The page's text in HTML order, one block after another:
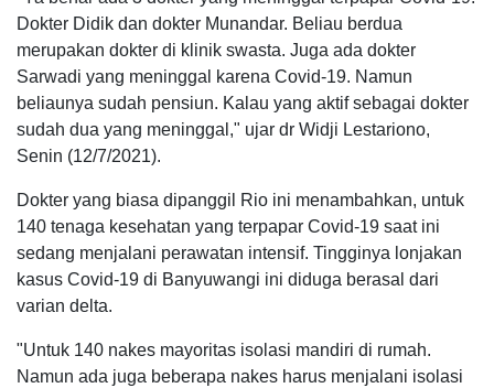
Dokter Didik dan dokter Munandar. Beliau berdua
merupakan dokter di klinik swasta. Juga ada dokter
Sarwadi yang meninggal karena Covid-19. Namun
beliaunya sudah pensiun. Kalau yang aktif sebagai dokter
sudah dua yang meninggal," ujar dr Widji Lestariono,
Senin (12/7/2021).
Dokter yang biasa dipanggil Rio ini menambahkan, untuk
140 tenaga kesehatan yang terpapar Covid-19 saat ini
sedang menjalani perawatan intensif. Tingginya lonjakan
kasus Covid-19 di Banyuwangi ini diduga berasal dari
varian delta.
"Untuk 140 nakes mayoritas isolasi mandiri di rumah.
Namun ada juga beberapa nakes harus menjalani isolasi